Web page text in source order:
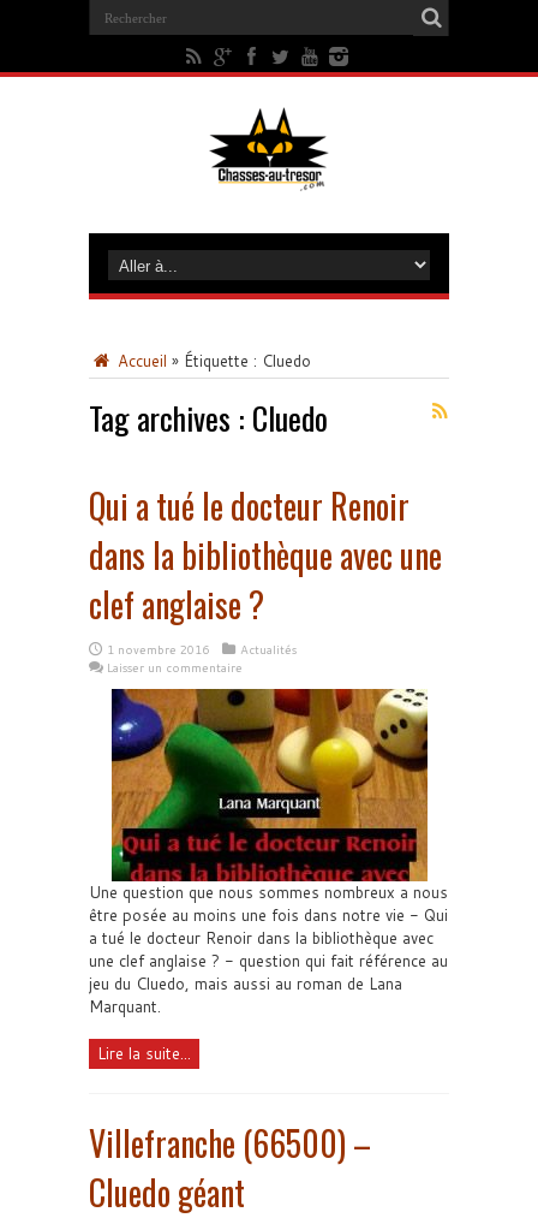
Accueil » Étiquette : Cluedo
Tag archives : Cluedo
Qui a tué le docteur Renoir
dans la bibliothèque avec une
clef anglaise ?
1 novembre 2016
Actualités
Laisser un commentaire
Une question que nous sommes nombreux a nous
être posée au moins une fois dans notre vie - Qui
a tué le docteur Renoir dans la bibliothèque avec
une clef anglaise ? - question qui fait référence au
jeu du Cluedo, mais aussi au roman de Lana
Marquant.
Lire la suite...
Villefranche (66500) –
Cluedo géant